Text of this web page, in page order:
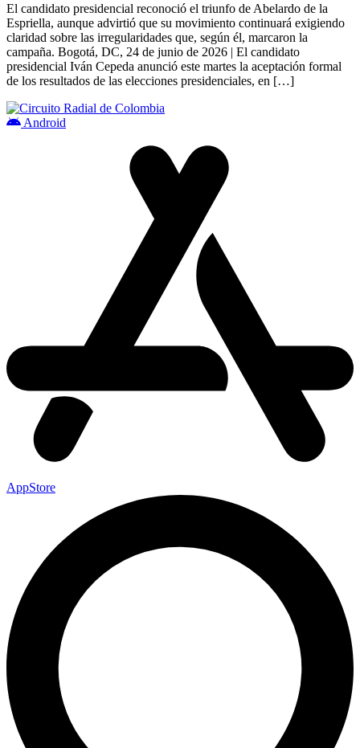
El candidato presidencial reconoció el triunfo de Abelardo de la
Espriella, aunque advirtió que su movimiento continuará exigiendo
claridad sobre las irregularidades que, según él, marcaron la
campaña. Bogotá, DC, 24 de junio de 2026 | El candidato
presidencial Iván Cepeda anunció este martes la aceptación formal
de los resultados de las elecciones presidenciales, en […]
Android
AppStore